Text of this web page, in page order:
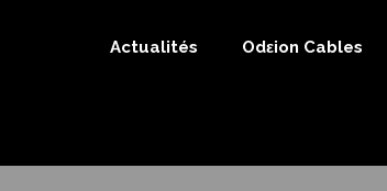
Actualités Odεion Cables